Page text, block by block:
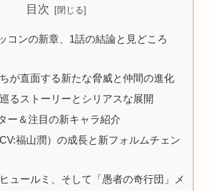
目次
コンの新章、1話の結論と見どころ
が直面する新たな脅威と仲間の進化
るストーリーとシリアスな展開
ー＆注目の新キャラ紹介
福山潤）の成長と新フォルムチェン
ュールミ、そして「愚者の奇行団」メ